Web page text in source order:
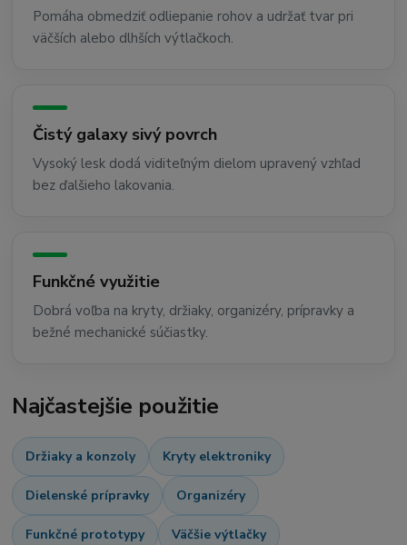
Pomáha obmedziť odliepanie rohov a udržať tvar pri
väčších alebo dlhších výtlačkoch.
Čistý galaxy sivý povrch
Vysoký lesk dodá viditeľným dielom upravený vzhľad
bez ďalšieho lakovania.
Funkčné využitie
Dobrá voľba na kryty, držiaky, organizéry, prípravky a
bežné mechanické súčiastky.
Najčastejšie použitie
Držiaky a konzoly Kryty elektroniky
Dielenské prípravky Organizéry
Funkčné prototypy Väčšie výtlačky